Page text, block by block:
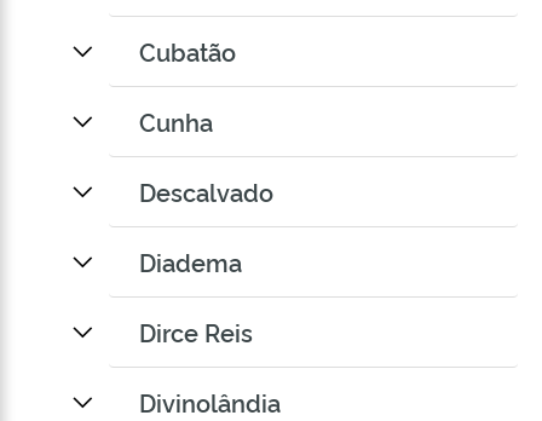
Cubatão
Cunha
Descalvado
Diadema
Dirce Reis
Divinolândia